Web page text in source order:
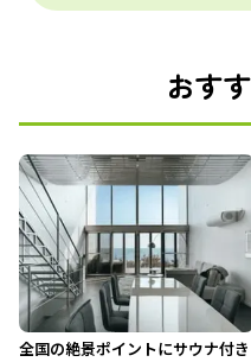
おす
全国の絶景ポイントにサウナ付き